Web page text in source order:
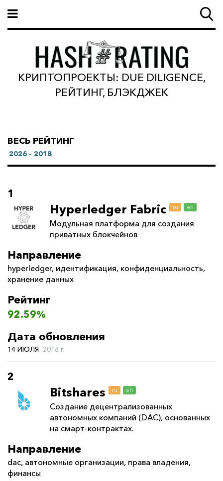
КРИПТОПРОЕКТЫ: DUE DILIGENCE,
РЕЙТИНГ, БЛЭКДЖЕК
ВЕСЬ РЕЙТИНГ
2026 - 2018
1
Hyperledger Fabric ru en
Модульная платформа для создания
приватных блокчейнов
Направление
hyperledger, идентификация, конфиденциальность,
хранение данных
Рейтинг
92.59%
Дата обновления
14 ИЮЛЯ 2018 г.
2
Bitshares ru en
Создание децентрализованных
автономных компаний (DAC), основанных
на смарт-контрактах.
Направление
dac, автономные организации, права владения,
финансы